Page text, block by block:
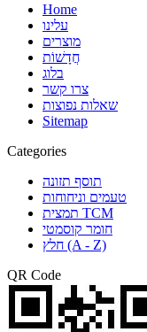
Home
עלינו
מוצרים
חֲדָשׁוֹת
בלוג
צרו קשר
שאלות נפוצות
Sitemap
Categories
תוסף תזונה
טעמים וניחוחות
תמצית TCM
חומר קוסמטי
חלץ (A - Z)
QR Code